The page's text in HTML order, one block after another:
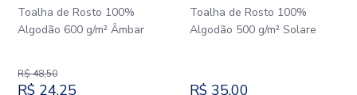
Toalha de Rosto 100%
Algodão 600 g/m² Âmbar
R$48,50
R$ 24,25
Toalha de Rosto 100%
Algodão 500 g/m² Solare
R$ 35,00